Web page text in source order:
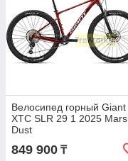
Велосипед горный Giant
XTC SLR 29 1 2025 Mars
Dust
849 900 ₸